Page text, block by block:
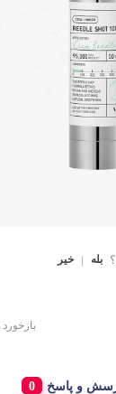
بله | خیر
بازخورد
و پاسخ